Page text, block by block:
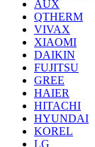
AUX
QTHERM
VIVAX
XIAOMI
DAIKIN
FUJITSU
GREE
HAIER
HITACHI
HYUNDAI
KOREL
LG